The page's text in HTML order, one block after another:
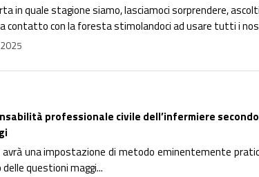
in quale stagione siamo, lasciamoci sorprendere,
contatto con la foresta stimolandoci ad usare tutti i
professionale civile dell’infermiere
avrà una impostazione di metodo eminentemente
delle questioni maggi...